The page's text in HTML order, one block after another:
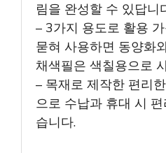
림을 완성할 수 있답니
– 3가지 용도로 활용
묻혀 사용하면 동양화
채색필은 색칠용으로
– 목재로 제작한 편리
으로 수납과 휴대 시
습니다.